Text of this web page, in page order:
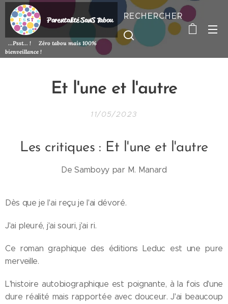
Parentalité SanSTabou
...Psst... ! Zéro tabou mais 100%
bienveillance !
RECHERCHER
Et l'une et l'autre
11/05/2023
Les critiques : Et l'une et l'autre
De Samboyy par M. Manard
Dès que je l'ai reçu je l'ai dévoré.
J'ai pleuré, j'ai souri, j'ai ri.
Ce roman graphique des éditions Leduc est une pure
merveille.
L'histoire autobiographique est poignante, à la fois d'une
dure réalité mais rapportée avec douceur. J'ai beaucoup